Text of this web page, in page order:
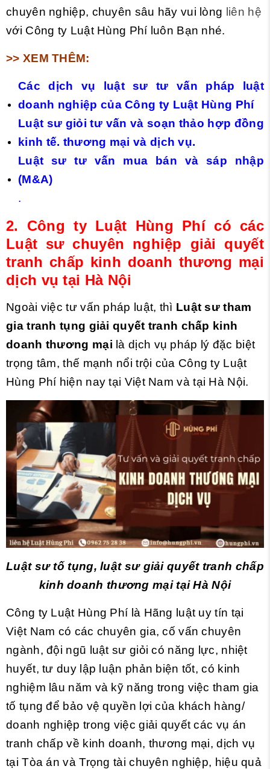
chuyên nghiệp, chuyên sâu hãy vui lòng liên hệ
với Công ty Luật Hùng Phí luôn Bạn nhé.
>> XEM THÊM:
Các dịch vụ luật sư tư vấn pháp luật
doanh nghiệp của Công ty Luật Hùng Phí
Luật sư giỏi tư vấn và soạn thảo hợp đồng
kinh tế. thương mại và dịch vụ.
Luật sư tư vấn mua bán và sáp nhập
(M&A)
.
2. Công ty Luật Hùng Phí có các
Luật sư chuyên nghiệp giải quyết
tranh chấp kinh doanh thương mại
dịch vụ tại Hà Nội
Ngoài việc tư vấn pháp luật, thì Luật sư tham
gia tranh tụng giải quyết tranh chấp kinh
doanh thương mại là dịch vụ pháp lý đặc biệt
trọng tâm, thế mạnh nổi trội của Công ty Luật
Hùng Phí hiện nay tại Việt Nam và tại Hà Nội.
Luật sư tố tụng, luật sư giải quyết tranh chấp
kinh doanh thương mại tại Hà Nội
Công ty Luật Hùng Phí là Hãng luật uy tín tại
Việt Nam có các chuyên gia, cố vấn chuyên
ngành, đội ngũ luật sư giỏi có năng lực, nhiệt
huyết, tư duy lập luận phản biện tốt, có kinh
nghiệm lâu năm và kỹ năng trong việc tham gia
tố tụng để bảo vệ quyền lợi của khách hàng/
doanh nghiệp trong việc giải quyết các vụ án
tranh chấp về kinh doanh, thương mại, dịch vụ
tại Tòa án và Trọng tài chuyên nghiệp, hiệu quả